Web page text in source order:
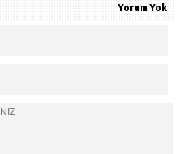
Yorum Yok